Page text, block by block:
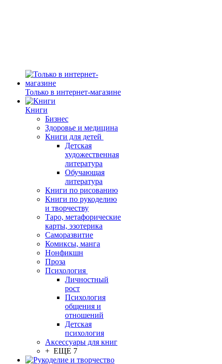
Только в интернет-магазине
Книги
Бизнес
Здоровье и медицина
Книги для детей
Детская
художественная
литература
Обучающая
литература
Книги по рисованию
Книги по рукоделию
и творчеству
Таро, метафорические
карты, эзотерика
Саморазвитие
Комиксы, манга
Нонфикшн
Проза
Психология
Личностный
рост
Психология
общения и
отношений
Детская
психология
Аксессуары для книг
+ ЕЩЕ 7